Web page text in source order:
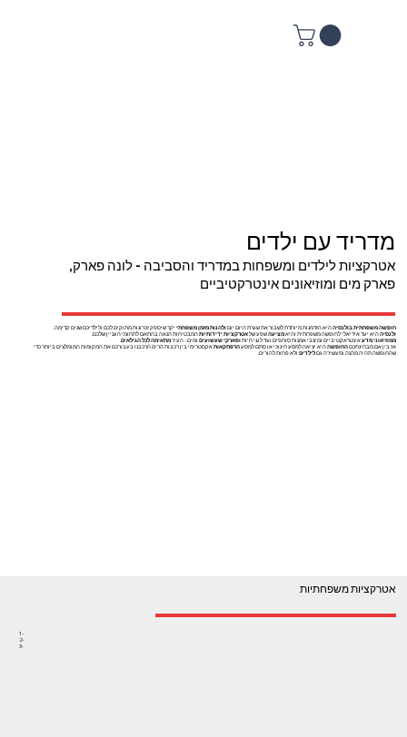
מדריד עם ילדים
אטרקציות לילדים ומשפחות במדריד והסביבה - לונה פארק,
פארק מים ומוזיאונים אינטרקטיביים
חופשה משפחתית בולנסיההיא הזדמנות מיוחדת לשבור את שגרת היום יוםולהנות מזמן משפחתייקר שיספק זכרונות מתוקים לכם ולילדיכם שנים קדימה.
ולנסיההיא יעד אידיאלי לחופשה משפחתית והיאמציעהשפע שלאטרקציות ידידותיותהמבטיחות הנאה בהתאם לתחומי העניין שלכם.
ממוזיאוני מדעאינטראקטיביים ומיצבי אמנות סוחפים ועד לגני חיותופארקי שעשועיםומים - העירמתאימה לכל הגילאים.
אז בין אם מבחינתכםהחופשההיא יציאה למסע חינוכי או סתם למסעהרפתקאותאקסטרימי בין רכבות הרים הרכבנו בעבורכם את המקומות המומלצים ביותר כדי
שהחופשה תהיה מהנה ומעשירה גםלילדיםולא פחות להורים.
אטרקציות משפחתיות
1-
2-
3-